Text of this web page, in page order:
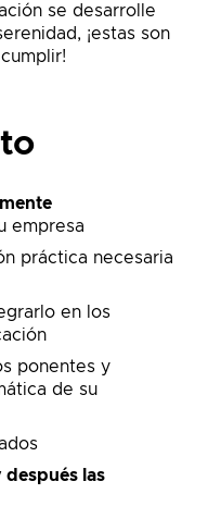
se desarrolle
¡estas son
empresa
práctica necesaria
en los
ponentes y
de su
después las